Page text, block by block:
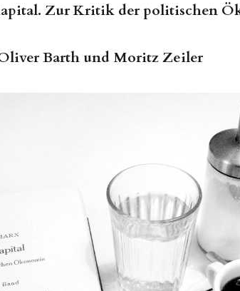
Zur Kritik der politischen
Barth und Moritz Zeiler